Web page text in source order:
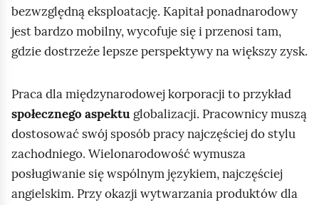
bezwzględną eksploatację. Kapitał ponadnarodowy
jest bardzo mobilny, wycofuje się i przenosi tam,
gdzie dostrzeże lepsze perspektywy na większy zysk.
Praca dla międzynarodowej korporacji to przykład
społecznego aspektu globalizacji. Pracownicy muszą
dostosować swój sposób pracy najczęściej do stylu
zachodniego. Wielonarodowość wymusza
posługiwanie się wspólnym językiem, najczęściej
angielskim. Przy okazji wytwarzania produktów dla